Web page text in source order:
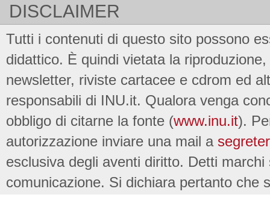
DISCLAIMER
Tutti i contenuti di questo sito possono
didattico. È quindi vietata la
newsletter, riviste cartacee e cdrom ed
responsabili di INU.it. Qualora venga
obbligo di citarne la fonte (www.inu.it).
autorizzazione inviare una mail a
esclusiva degli aventi diritto. Detti
comunicazione. Si dichiara pertanto che